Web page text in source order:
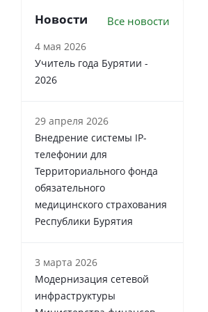
Новости Все новости
4 мая 2026
Учитель года Бурятии -
2026
29 апреля 2026
Внедрение системы IP-
телефонии для
Территориального фонда
обязательного
медицинского страхования
Республики Бурятия
3 марта 2026
Модернизация сетевой
инфраструктуры